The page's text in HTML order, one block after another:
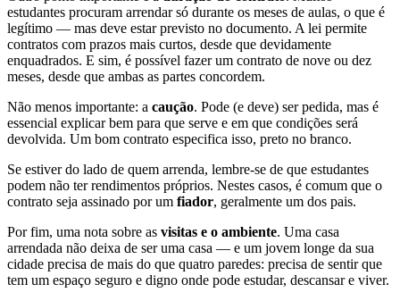
estudantes procuram arrendar só durante os meses de aulas, o que é
legítimo — mas deve estar previsto no documento. A lei permite
contratos com prazos mais curtos, desde que devidamente
enquadrados. E sim, é possível fazer um contrato de nove ou dez
meses, desde que ambas as partes concordem.
Não menos importante: a caução. Pode (e deve) ser pedida, mas é
essencial explicar bem para que serve e em que condições será
devolvida. Um bom contrato especifica isso, preto no branco.
Se estiver do lado de quem arrenda, lembre-se de que estudantes
podem não ter rendimentos próprios. Nestes casos, é comum que o
contrato seja assinado por um fiador, geralmente um dos pais.
Por fim, uma nota sobre as visitas e o ambiente. Uma casa
arrendada não deixa de ser uma casa — e um jovem longe da sua
cidade precisa de mais do que quatro paredes: precisa de sentir que
tem um espaço seguro e digno onde pode estudar, descansar e viver.